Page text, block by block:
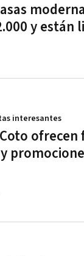
y están
ofrecen
interesantes